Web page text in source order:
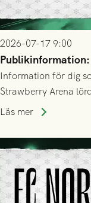
2026-07-17 9:00
Information för dig
Strawberry Arena
Läs mer